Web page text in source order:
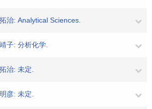
治: Analytical Sciences.
子: 分析化学.
治: 未定.
彦: 未定.